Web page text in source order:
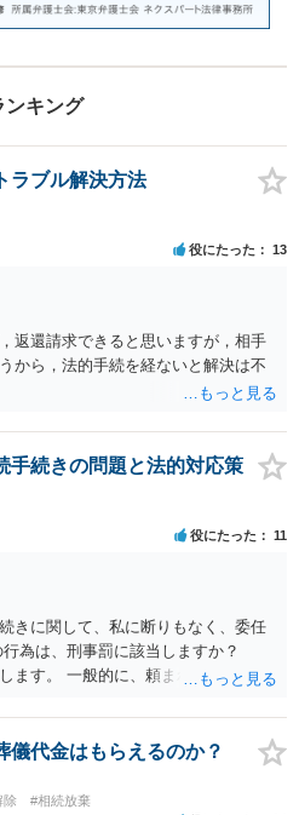
ンキング
ラブル解決方法
役にたった 13
返還請求できると思いますが，相手
から，法的手続を経ないと解決は不
手続きの問題と法的対応策
役にたった 11
きに関して、私に断りもなく、委任
行為は、刑事罰に該当しますか？
ます。 一般的に、頼まれた（委任さ
ことはまでは依頼の範囲ではない
儀代金はもらえるのか？
除 #相続放棄